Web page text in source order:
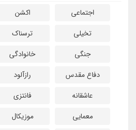
اجتماعی
اکشن
تخیلی
ترسناک
جنگی
خانوادگی
دفاع مقدس
رازآلود
عاشقانه
فانتزی
معمایی
موزیکال